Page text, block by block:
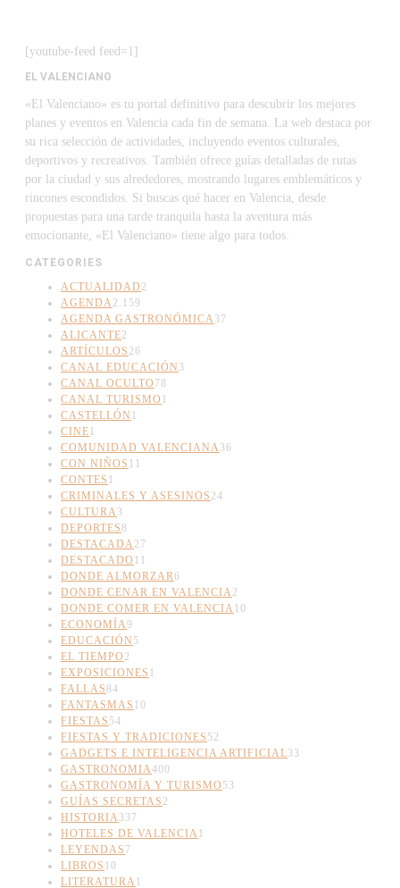
[youtube-feed feed=1]
EL VALENCIANO
«El Valenciano» es tu portal definitivo para descubrir los mejores
planes y eventos en Valencia cada fin de semana. La web destaca por
su rica selección de actividades, incluyendo eventos culturales,
deportivos y recreativos. También ofrece guías detalladas de rutas
por la ciudad y sus alrededores, mostrando lugares emblemáticos y
rincones escondidos. Si buscas qué hacer en Valencia, desde
propuestas para una tarde tranquila hasta la aventura más
emocionante, «El Valenciano» tiene algo para todos.
CATEGORIES
ACTUALIDAD 2
AGENDA2.159
AGENDA GASTRONÓMICA37
ALICANTE2
ARTÍCULOS 26
CANAL EDUCACIÓN 3
CANAL OCULTO 78
CANAL TURISMO 1
CASTELLÓN 1
CINE1
COMUNIDAD VALENCIANA36
CON NIÑOS 11
CONTES 1
CRIMINALES Y ASESINOS 24
CULTURA3
DEPORTES8
DESTACADA27
DESTACADO 11
DONDE ALMORZAR6
DONDE CENAR EN VALENCIA2
DONDE COMER EN VALENCIA10
ECONOMÍA9
EDUCACIÓN 5
EL TIEMPO 2
EXPOSICIONES 1
FALLAS84
FANTASMAS 10
FIESTAS 54
FIESTAS Y TRADICIONES 52
GADGETS E INTELIGENCIA ARTIFICIAL33
GASTRONOMIA400
GASTRONOMÍA Y TURISMO 53
GUÍAS SECRETAS 2
HISTORIA337
HOTELES DE VALENCIA1
LEYENDAS 7
LIBROS 10
LITERATURA1